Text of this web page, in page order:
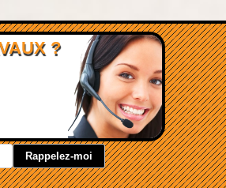
?